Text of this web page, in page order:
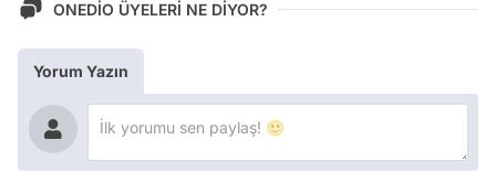
ONEDİO ÜYELERİ NE DİYOR?
Yorum Yazın